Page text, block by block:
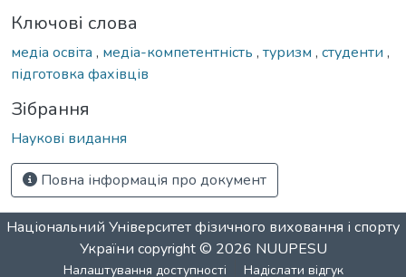
Ключові слова
медіа освіта , медіа-компетентність , туризм , студенти ,
підготовка фахівців
Зібрання
Наукові видання
Повна інформація про документ
Національний Університет фізичного виховання і спорту
України copyright © 2026 NUUPESU
Налаштування доступності Надіслати відгук